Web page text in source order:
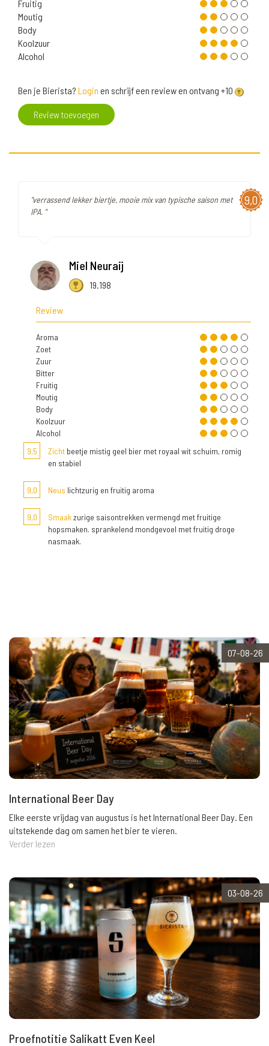
Fruitig
Moutig
Body
Koolzuur
Alcohol
Ben je Bierista? Login en schrijf een review en ontvang +10
Review toevoegen
9,0
"verrassend lekker biertje, mooie mix van typische saison met
IPA. "
Miel Neuraij
19.198
Review
Aroma
Zoet
Zuur
Bitter
Fruitig
Moutig
Body
Koolzuur
Alcohol
9,5
Zicht beetje mistig geel bier met royaal wit schuim, romig
en stabiel
9,0 Neus lichtzurig en fruitig aroma
9,0 Smaakzurige saisontrekken vermengd met fruitige
hopsmaken. sprankelend mondgevoel met fruitig droge
nasmaak.
07-08-26
International Beer Day
Elke eerste vrijdag van augustus is het International Beer Day. Een
uitstekende dag om samen het bier te vieren.
Verder lezen
03-08-26
Proefnotitie Salikatt Even Keel